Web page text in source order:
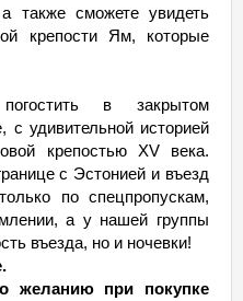
также сможете увидеть
крепости Ям, которые
в закрытом
с удивительной историей
крепостью XV века.
с Эстонией и въезд
по спецпропускам,
а у нашей группы
въезда, но и ночевки!
желанию при покупке